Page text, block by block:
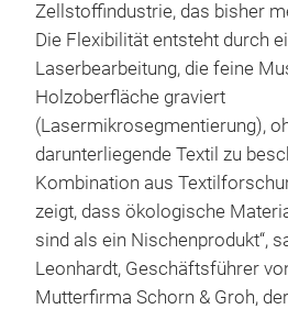
Zellstoffindustrie, das bisher
Die Flexibilität entsteht durch
Laserbearbeitung, die feine
Holzoberfläche graviert
(Lasermikrosegmentierung),
darunterliegende Textil zu
Kombination aus
zeigt, dass ökologische
sind als ein Nischenprodukt“,
Leonhardt, Geschäftsführer
Mutterfirma Schorn & Groh,